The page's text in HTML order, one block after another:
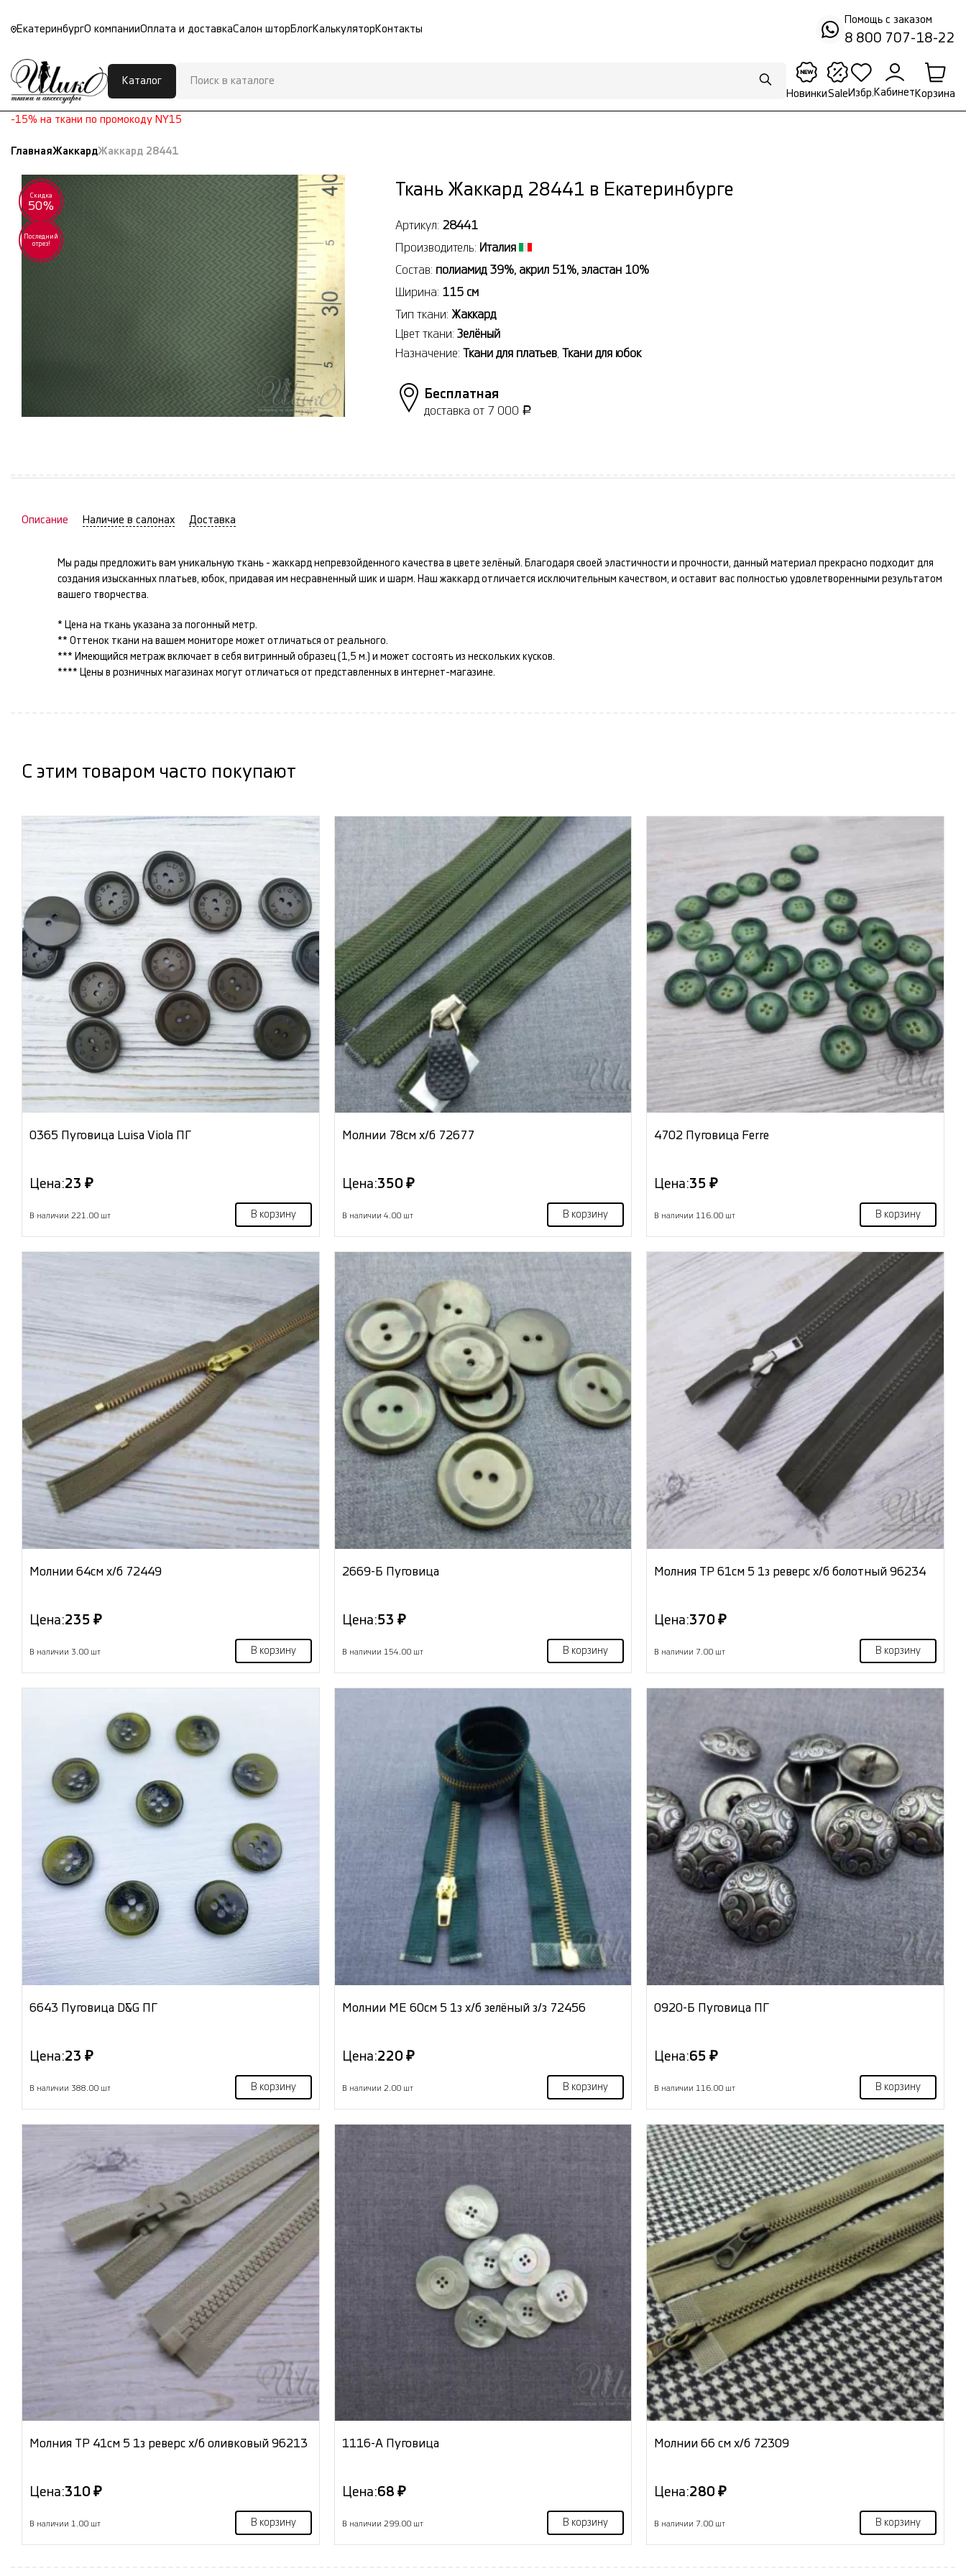
ЕкатеринбургО компанииОплата и доставкаСалон штор БлогКалькулятор Контакты
Помощь с заказом
8 800 707-18-22
Каталог
НовинкиSale Избр. Кабинет Корзина
-15% на ткани по промокоду NY15
ГлавнаяЖаккардЖаккард 28441
Скидка
50%
Последний
отрез!
Ткань Жаккард 28441 в Екатеринбурге
Артикул: 28441
Производитель: Италия
Состав: полиамид 39%, акрил 51%, эластан 10%
Ширина: 115 см
Тип ткани: Жаккард
Цвет ткани: Зелёный
Назначение: Ткани для платьев Ткани для юбок
Бесплатная
доставка от 7 000 Р
Описание Наличие в салонах Доставка
Мы рады предложить вам уникальную ткань - жаккард непревзойденного качества в цвете зелёный. Благодаря своей эластичности и прочности, данный материал прекрасно подходит для
создания изысканных платьев, юбок, придавая им несравненный шик и шарм. Наш жаккард отличается исключительным качеством, и оставит вас полностью удовлетворенными результатом
вашего творчества.
* Цена на ткань указана за погонный метр.
** Оттенок ткани на вашем мониторе может отличаться от реального.
*** Имеющийся метраж включает в себя витринный образец (1,5 м.) и может состоять из нескольких кусков.
**** Цены в розничных магазинах могут отличаться от представленных в интернет-магазине.
С этим товаром часто покупают
0365 Пуговица Luisa Viola ПГ
Цена:23 ₽
В наличии 221.00 шт В корзину
Молнии 78см х/б 72677
Цена:350 ₽
В наличии 4.00 шт В корзину
4702 Пуговица Ferre
Цена:35 ₽
В наличии 116.00 шт В корзину
Молнии 64см х/б 72449
Цена:235 ₽
В наличии 3.00 шт В корзину
2669-Б Пуговица
Цена:53 ₽
В наличии 154.00 шт В корзину
Молния ТР 61см 5 1з реверс х/б болотный 96234
Цена:370 ₽
В наличии 7.00 шт В корзину
6643 Пуговица D&G ПГ
Цена:23 ₽
В наличии 388.00 шт В корзину
Молнии МЕ 60см 5 1з х/б зелёный з/з 72456
Цена:220 ₽
В наличии 2.00 шт В корзину
0920-Б Пуговица ПГ
Цена:65 ₽
В наличии 116.00 шт В корзину
Молния ТР 41см 5 1з реверс х/б оливковый 96213
Цена:310 ₽
В наличии 1.00 шт В корзину
1116-А Пуговица
Цена:68 ₽
В наличии 299.00 шт В корзину
Молнии 66 см х/б 72309
Цена:280 ₽
В наличии 7.00 шт В корзину